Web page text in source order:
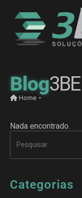
Blog3BE
Home •
Nada encontrado.
Categorias